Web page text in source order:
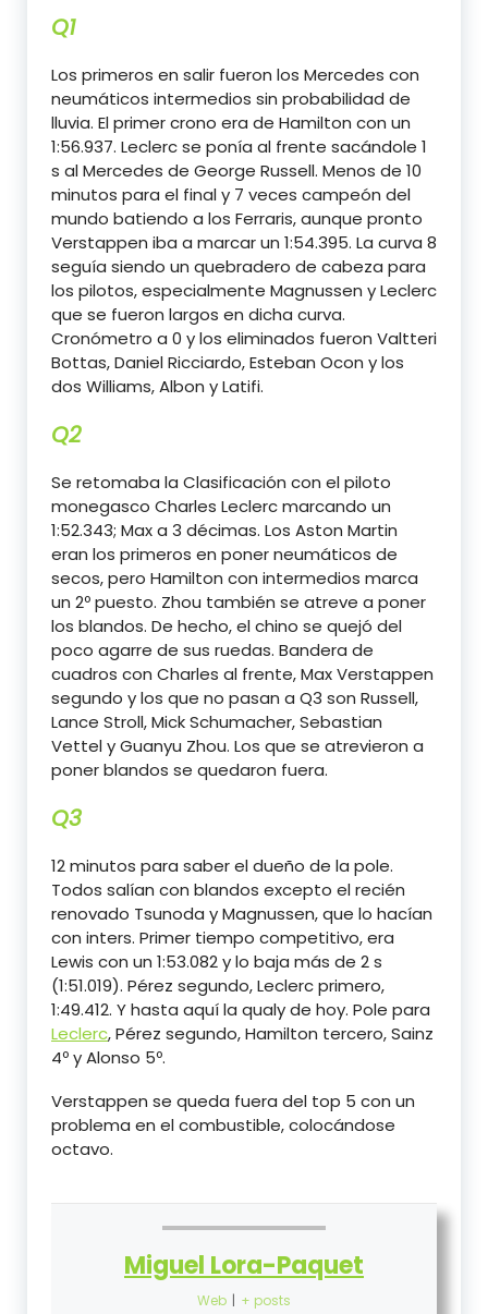
Q1
Los primeros en salir fueron los Mercedes con
neumáticos intermedios sin probabilidad de
lluvia. El primer crono era de Hamilton con un
1:56.937. Leclerc se ponía al frente sacándole 1
s al Mercedes de George Russell. Menos de 10
minutos para el final y 7 veces campeón del
mundo batiendo a los Ferraris, aunque pronto
Verstappen iba a marcar un 1:54.395. La curva 8
seguía siendo un quebradero de cabeza para
los pilotos, especialmente Magnussen y Leclerc
que se fueron largos en dicha curva.
Cronómetro a 0 y los eliminados fueron Valtteri
Bottas, Daniel Ricciardo, Esteban Ocon y los
dos Williams, Albon y Latifi.
Q2
Se retomaba la Clasificación con el piloto
monegasco Charles Leclerc marcando un
1:52.343; Max a 3 décimas. Los Aston Martin
eran los primeros en poner neumáticos de
secos, pero Hamilton con intermedios marca
un 2º puesto. Zhou también se atreve a poner
los blandos. De hecho, el chino se quejó del
poco agarre de sus ruedas. Bandera de
cuadros con Charles al frente, Max Verstappen
segundo y los que no pasan a Q3 son Russell,
Lance Stroll, Mick Schumacher, Sebastian
Vettel y Guanyu Zhou. Los que se atrevieron a
poner blandos se quedaron fuera.
Q3
12 minutos para saber el dueño de la pole.
Todos salían con blandos excepto el recién
renovado Tsunoda y Magnussen, que lo hacían
con inters. Primer tiempo competitivo, era
Lewis con un 1:53.082 y lo baja más de 2 s
(1:51.019). Pérez segundo, Leclerc primero,
1:49.412. Y hasta aquí la qualy de hoy. Pole para
Leclerc, Pérez segundo, Hamilton tercero, Sainz
4º y Alonso 5º.
Verstappen se queda fuera del top 5 con un
problema en el combustible, colocándose
octavo.
Miguel Lora-Paquet
Web | + posts